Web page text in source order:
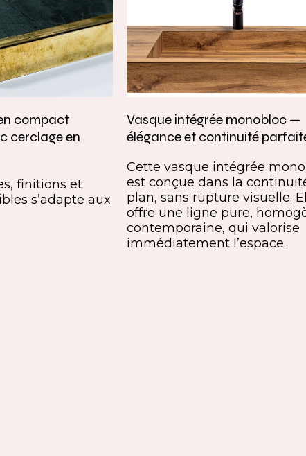
compact
cerclage en
finitions et
s’adapte aux
Vasque intégrée monobloc —
élégance et continuité
Cette vasque intégrée
est conçue dans la
plan, sans rupture visuelle.
offre une ligne pure,
contemporaine, qui valorise
immédiatement l’espace.